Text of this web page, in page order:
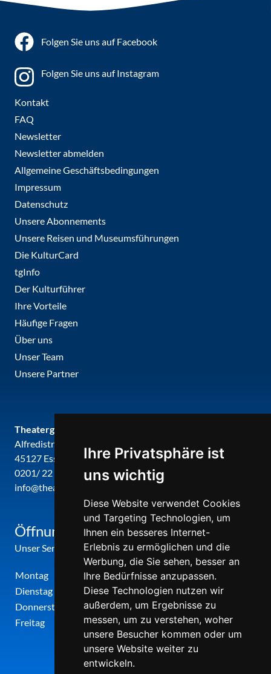
Ihre Privatsphäre ist
uns wichtig
Diese Website verwendet Cookies
und Targeting Technologien, um
Ihnen ein besseres Internet-
Erlebnis zu ermöglichen und die
Werbung, die Sie sehen, besser an
Ihre Bedürfnisse anzupassen.
Diese Technologien nutzen wir
außerdem, um Ergebnisse zu
messen, um zu verstehen, woher
unsere Besucher kommen oder um
unsere Website weiter zu
entwickeln.
Folgen Sie uns auf Facebook
Folgen Sie uns auf Instagram
Kontakt
FAQ
Newsletter
Newsletter abmelden
Allgemeine Geschäftsbedingungen
Impressum
Datenschutz
Unsere Abonnements
Unsere Reisen und Museumsführungen
Die KulturCard
tgInfo
Der Kulturführer
Ihre Vorteile
Häufige Fragen
Über uns
Unser Team
Unsere Partner
Theatergemeinde metropole ruhr
Alfredistr. 32
45127 Essen
0201/ 22 22 29
info@theatergemeinde-metropole-ruhr.de
Öffnungszeiten
Unser Service-Center ist zu folgenden Zeiten geöffnet
Montag
12:00 Uhr - 17:00 Uhr
Dienstag
09:00 Uhr - 12:00 Uhr
Donnerstag
09:00 Uhr - 12:00 Uhr
Freitag
09:00 Uhr - 12:00 Uhr